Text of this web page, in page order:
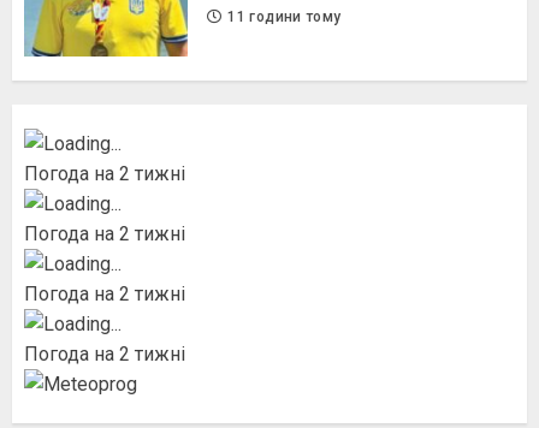
11 години тому
Погода на 2 тижні
Погода на 2 тижні
Погода на 2 тижні
Погода на 2 тижні